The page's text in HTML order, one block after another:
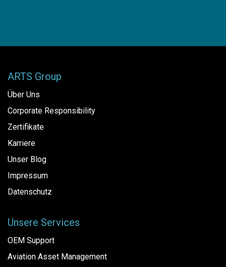
ARTS Group
Über Uns
Corporate Responsibility
Zertifikate
Karriere
Unser Blog
Impressum
Datenschutz
Unsere Services
OEM Support
Aviation Asset Management